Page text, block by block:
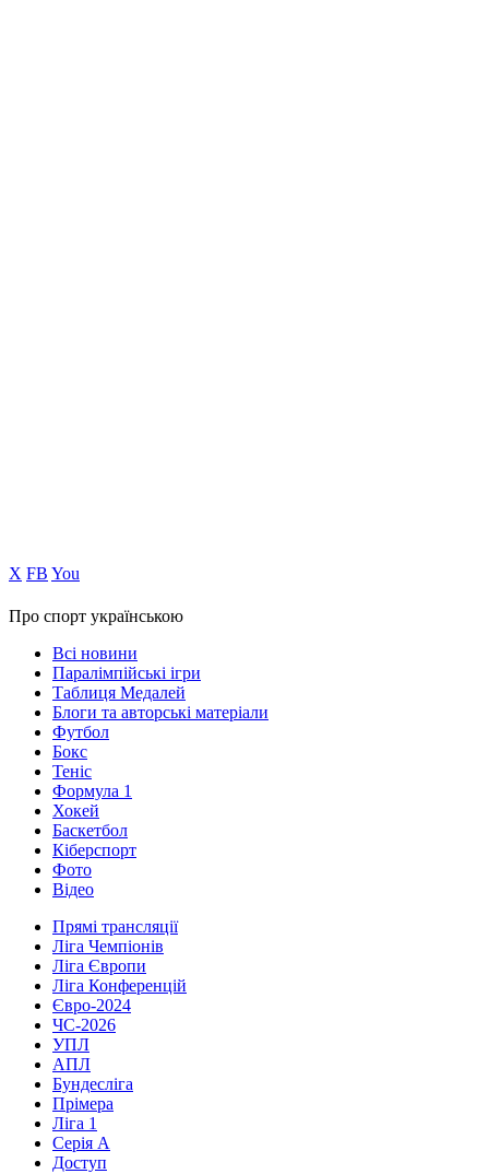
Х FB You
Про спорт українською
Всі новини
Паралімпійські ігри
Таблиця Медалей
Блоги та авторські матеріали
Футбол
Бокс
Теніс
Формула 1
Хокей
Баскетбол
Кіберспорт
Фото
Відео
Прямі трансляції
Ліга Чемпіонів
Ліга Європи
Ліга Конференцій
Євро-2024
ЧС-2026
УПЛ
АПЛ
Бундесліга
Прімера
Ліга 1
Серія А
Доступ